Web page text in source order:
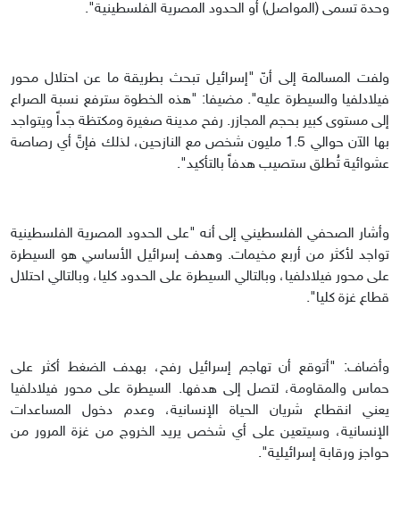
وحدة تسمى (المواصل) أو الحدود المصرية الفلسطينية".
ولفت المسالمة إلى أنّ "إسرائيل تبحث بطريقة ما عن احتلال محور
فيلادلفيا والسيطرة عليه". مضيفا: "هذه الخطوة سترفع نسبة الصراع
إلى مستوى كبير بحجم المجازر. رفح مدينة صغيرة ومكتظة جداً ويتواجد
بها الآن حوالي 1.5 مليون شخص مع النازحين، لذلك فإنَّ أي رصاصة
عشوائية تُطلق ستصيب هدفاً بالتأكيد".
وأشار الصحفي الفلسطيني إلى أنه "على الحدود المصرية الفلسطينية
تواجد لأكثر من أربع مخيمات. وهدف إسرائيل الأساسي هو السيطرة
على محور فيلادلفيا، وبالتالي السيطرة على الحدود كليا، وبالتالي احتلال
قطاع غزة كليا".
وأضاف: "أتوقع أن تهاجم إسرائيل رفح، بهدف الضغط أكثر على
حماس والمقاومة، لتصل إلى هدفها. السيطرة على محور فيلادلفيا
يعني انقطاع شريان الحياة الإنسانية، وعدم دخول المساعدات
الإنسانية، وسيتعين على أي شخص يريد الخروج من غزة المرور من
حواجز ورقابة إسرائيلية".